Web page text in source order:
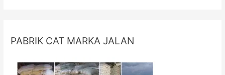
PABRIK CAT MARKA JALAN